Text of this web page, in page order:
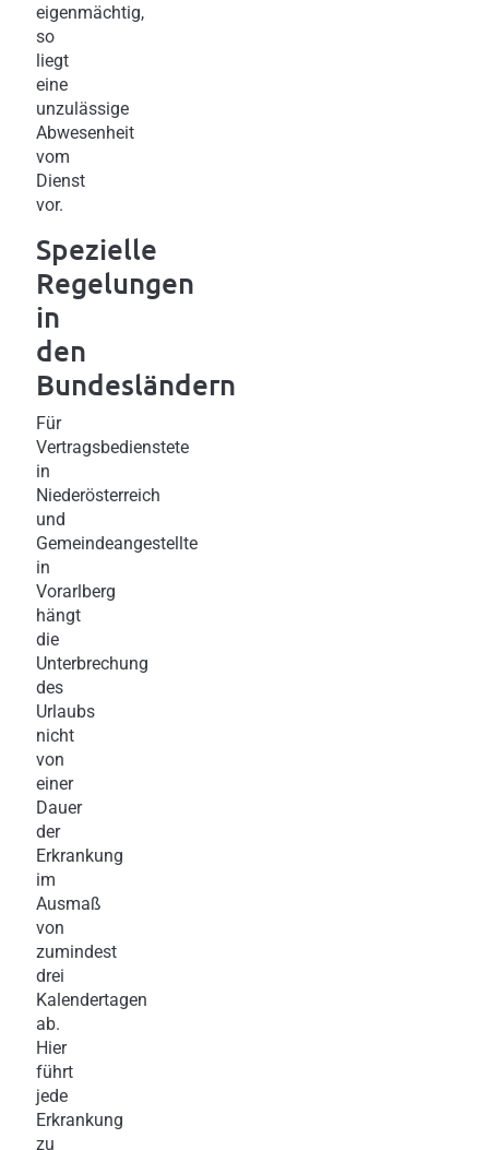
eigenmächtig,
so
liegt
eine
unzulässige
Abwesenheit
vom
Dienst
vor.
Spezielle
Regelungen
in
den
Bundesländern
Für
Vertragsbedienstete
in
Niederösterreich
und
Gemeindeangestellte
in
Vorarlberg
hängt
die
Unterbrechung
des
Urlaubs
nicht
von
einer
Dauer
der
Erkrankung
im
Ausmaß
von
zumindest
drei
Kalendertagen
ab.
Hier
führt
jede
Erkrankung
zu